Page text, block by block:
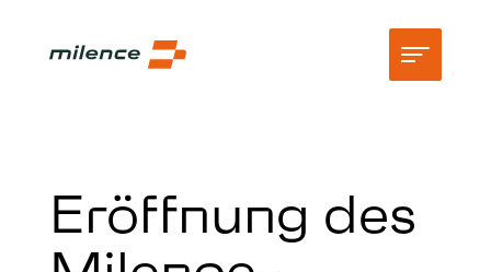
Netzwerk
Jetzt laden
Eröffnung des